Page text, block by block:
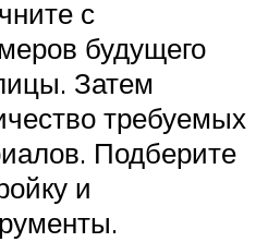
с
будущего
Затем
требуемых
Подберите
и